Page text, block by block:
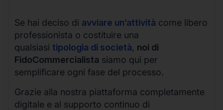
Se hai deciso di avviare un’attività come libero
professionista o costituire una
qualsiasi tipologia di società, noi di
FidoCommercialista siamo qui per
semplificare ogni fase del processo.
Grazie alla nostra piattaforma completamente
digitale e al supporto continuo di